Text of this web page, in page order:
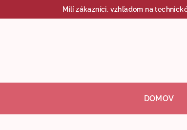
na
Milí zákazníci, vzhľadom na
DOMOV